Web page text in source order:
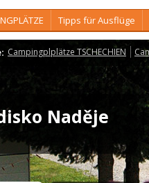
Tipps für Ausflüge
Campingplplätze TSCHECHIEN
Naděje